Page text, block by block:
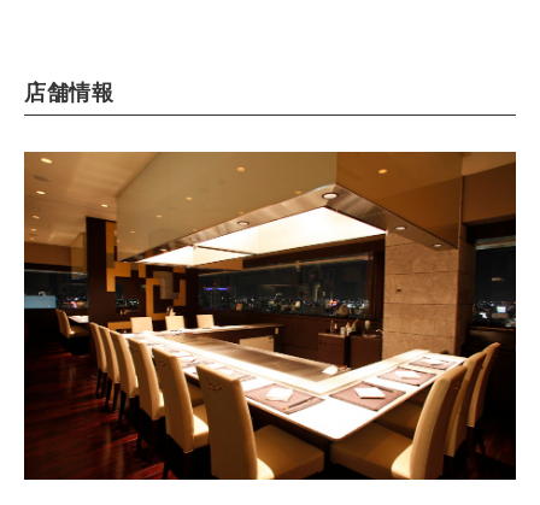
店舗情報